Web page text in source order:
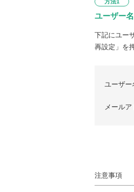
方法1
ユーザー
下記にユー
再設定」を
ユーザー
メールア
注意事項